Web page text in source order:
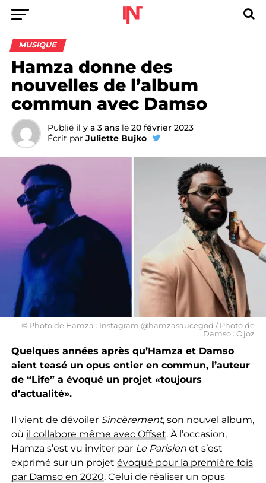
MUSIQUE
Hamza donne des
nouvelles de l’album
commun avec Damso
Publié il y a 3 ans le 20 février 2023
Écrit par Juliette Bujko
© Photo de Hamza : Instagram @hamzasaucegod / Photo de
Damso : Ojoz
Quelques années après qu’Hamza et Damso
aient teasé un opus entier en commun, l’auteur
de “Life” a évoqué un projet «toujours
d’actualité».
Il vient de dévoiler Sincèrement, son nouvel album,
où il collabore même avec Offset. À l’occasion,
Hamza s’est vu inviter par Le Parisienet s’est
exprimé sur un projet évoqué pour la première fois
par Damso en 2020. Celui de réaliser un opus